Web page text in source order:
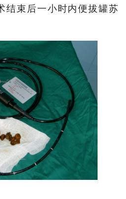
结束后一小时内便拔罐苏